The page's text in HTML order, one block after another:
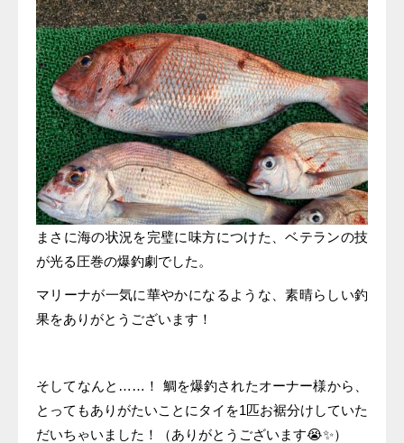
まさに海の状況を完璧に味方につけた、ベテランの技
が光る圧巻の爆釣劇でした。
マリーナが一気に華やかになるような、素晴らしい釣
果をありがとうございます！
そしてなんと……！ 鯛を爆釣されたオーナー様から、
とってもありがたいことにタイを1匹お裾分けしていた
だいちゃいました！（ありがとうございます😭✨）